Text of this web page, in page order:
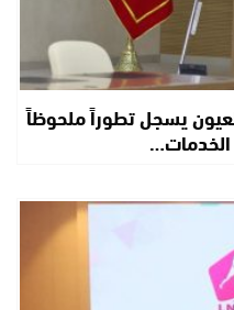
يسجل تطوراً ملحوظاً